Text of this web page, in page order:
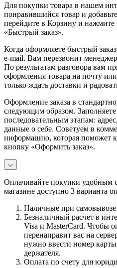
Для покупки товара в нашем
понравившийся товар и
перейдите в Корзину и
«Быстрый заказ».
Когда оформляете быстрый
e-mail. Вам перезвонит
По результатам разговора вам
оформления товара на почту
только ждать доставки и
Оформление заказа в
следующим образом.
последовательным этапам:
данные о себе. Советуем в
информацию, которая поможет
кнопку «Оформить заказ».
Оплачивайте покупки удобным
магазине доступно 3 варианта
Наличные при самовывозе
Безналичный расчет в
Visa и MasterCard. Чтобы
перенаправит вас на
нужно ввести номер
держателя.
Оплата по счету для